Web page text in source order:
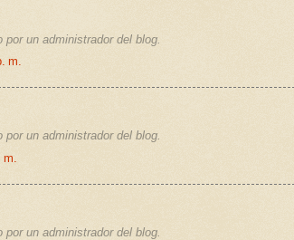
un administrador del blog.
m.
un administrador del blog.
un administrador del blog.